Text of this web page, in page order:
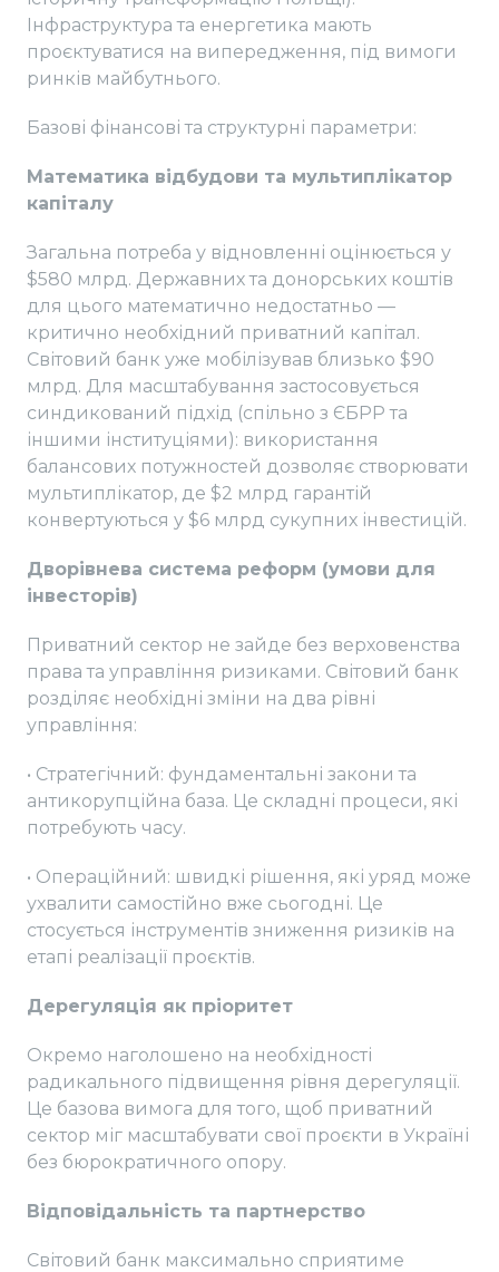
Інфраструктура та енергетика мають
проєктуватися на випередження, під вимоги
ринків майбутнього.
Базові фінансові та структурні параметри:
Математика відбудови та мультиплікатор
капіталу
Загальна потреба у відновленні оцінюється у
$580 млрд. Державних та донорських коштів
для цього математично недостатньо —
критично необхідний приватний капітал.
Світовий банк уже мобілізував близько $90
млрд. Для масштабування застосовується
синдикований підхід (спільно з ЄБРР та
іншими інституціями): використання
балансових потужностей дозволяє створювати
мультиплікатор, де $2 млрд гарантій
конвертуються у $6 млрд сукупних інвестицій.
Дворівнева система реформ (умови для
інвесторів)
Приватний сектор не зайде без верховенства
права та управління ризиками. Світовий банк
розділяє необхідні зміни на два рівні
управління:
• Стратегічний: фундаментальні закони та
антикорупційна база. Це складні процеси, які
потребують часу.
• Операційний: швидкі рішення, які уряд може
ухвалити самостійно вже сьогодні. Це
стосується інструментів зниження ризиків на
етапі реалізації проєктів.
Дерегуляція як пріоритет
Окремо наголошено на необхідності
радикального підвищення рівня дерегуляції.
Це базова вимога для того, щоб приватний
сектор міг масштабувати свої проєкти в Україні
без бюрократичного опору.
Відповідальність та партнерство
Світовий банк максимально сприятиме